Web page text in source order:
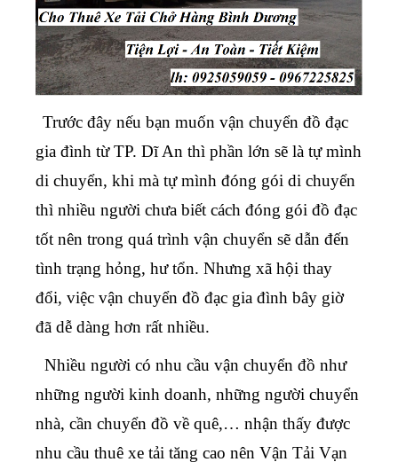
Trước đây nếu bạn muốn vận chuyển đồ đạc
gia đình từ TP. Dĩ An thì phần lớn sẽ là tự mình
di chuyển, khi mà tự mình đóng gói di chuyển
thì nhiều người chưa biết cách đóng gói đồ đạc
tốt nên trong quá trình vận chuyển sẽ dẫn đến
tình trạng hỏng, hư tổn. Nhưng xã hội thay
đổi, việc vận chuyển đồ đạc gia đình bây giờ
đã dễ dàng hơn rất nhiều.
Nhiều người có nhu cầu vận chuyển đồ như
những người kinh doanh, những người chuyển
nhà, cần chuyển đồ về quê,… nhận thấy được
nhu cầu thuê xe tải tăng cao nên Vận Tải Vạn